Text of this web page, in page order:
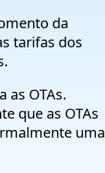
da
tarifas dos
as OTAs.
que as OTAs
uma